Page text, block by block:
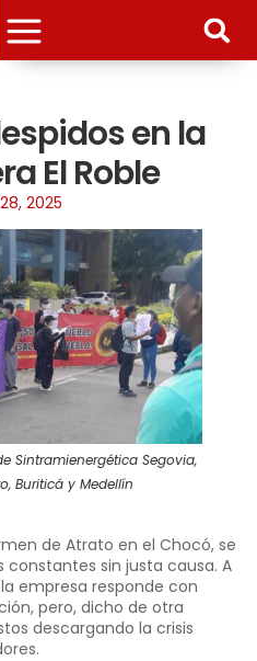
en la
El Roble
2025
Sintramienergética Segovia,
Buriticá y Medellín
de Atrato en el Chocó, se
sin justa causa. A
empresa responde con
pero, dicho de otra
descargando la crisis